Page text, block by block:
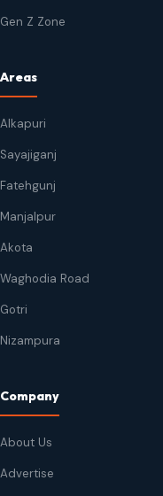
Gen Z Zone
Areas
Alkapuri
Sayajiganj
Fatehgunj
Manjalpur
Akota
Waghodia Road
Gotri
Nizampura
Company
About Us
Advertise